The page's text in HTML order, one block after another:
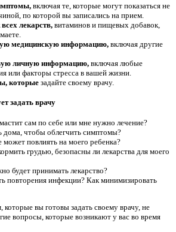
включая те, которые могут показаться не
по которой вы записались на прием.
лекарств, витаминов и пищевых добавок,
медицинскую информацию, включая другие
личную информацию, включая любые
или факторы стресса в вашей жизни.
которые задайте своему врачу.
задать врачу
сам по себе или мне нужно лечение?
дома, чтобы облегчить симптомы?
может повлиять на моего ребенка?
грудью, безопасны ли лекарства для моего
будет принимать лекарство?
повторения инфекции? Как минимизировать
вы готовы задать своему врачу, не
вопросы, которые возникают у вас во время